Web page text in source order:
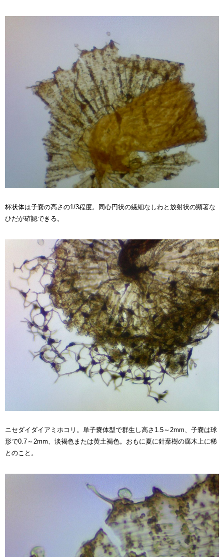
杯状体は子嚢の高さの1/3程度。同心円状の繊細なしわと放射状の顕著な
ひだが確認できる。
ニセダイダイアミホコリ。単子嚢体型で群生し高さ1.5～2mm、子嚢は球
形で0.7～2mm、淡褐色または黄土褐色。おもに夏に針葉樹の腐木上に稀
とのこと。